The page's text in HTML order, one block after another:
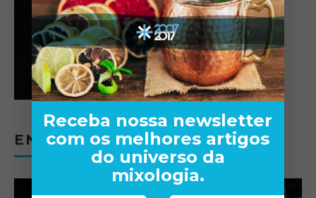
ENTREVISTAS
Receba nossa newsletter
com os melhores artigos
do universo da
mixologia.